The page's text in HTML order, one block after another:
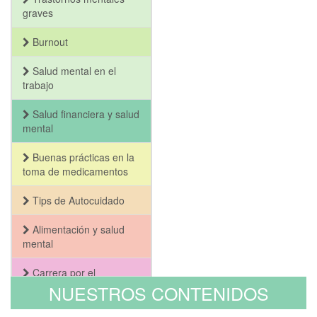
graves
Burnout
Salud mental en el
trabajo
Salud financiera y salud
mental
Buenas prácticas en la
toma de medicamentos
Tips de Autocuidado
Alimentación y salud
mental
Carrera por el
Bienestar y la Salud
MentalNUESTROS CONTENIDOS